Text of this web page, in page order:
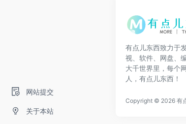
网站提交
关于本站
有点儿东西致力于
视、软件、网盘、
大千世界里，每个
人，有点儿东西！
Copyright © 2026 有